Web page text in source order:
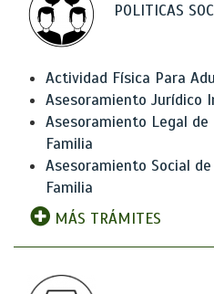
POLITICAS
Actividad Física Para
Asesoramiento Jurídico
Asesoramiento Legal de
Familia
Asesoramiento Social
Familia
MÁS TRÁMITES